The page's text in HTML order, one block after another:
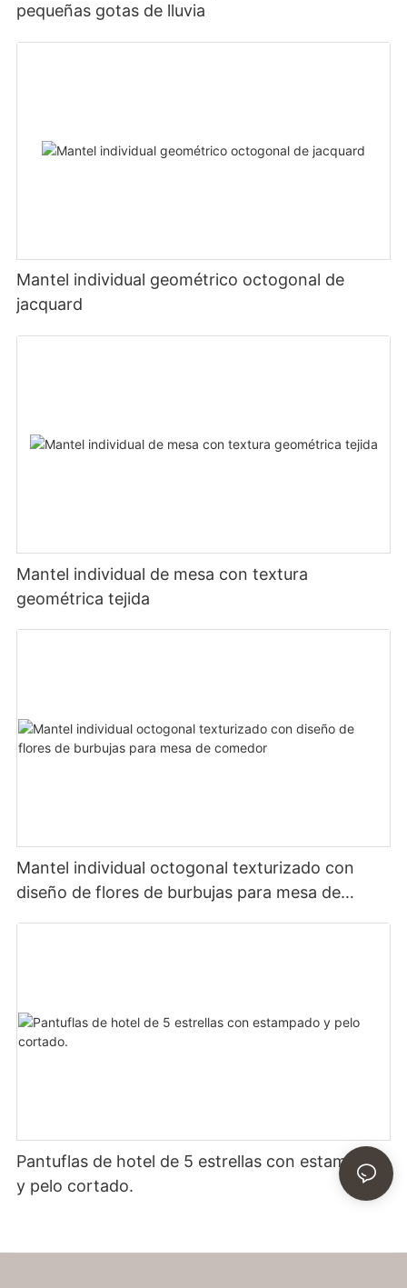
pequeñas gotas de lluvia
Mantel individual geométrico octogonal de
jacquard
Mantel individual de mesa con textura
geométrica tejida
Mantel individual octogonal texturizado con
diseño de flores de burbujas para mesa de
Pantuflas de hotel de 5 estrellas con estampado
y pelo cortado.